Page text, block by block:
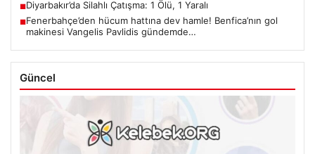
■Diyarbakır’da Silahlı Çatışma: 1 Ölü, 1 Yaralı
■Fenerbahçe’den hücum hattına dev hamle! Benfica’nın gol
makinesi Vangelis Pavlidis gündemde…
Güncel